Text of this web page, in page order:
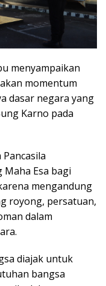
menyampaikan
momentum
dasar negara yang
Karno pada
Esa bagi
mengandung
royong, persatuan,
dalam
diajak untuk
bangsa